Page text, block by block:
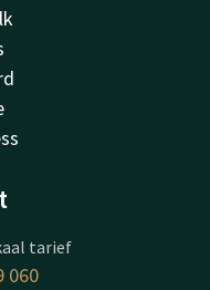
tarief
060